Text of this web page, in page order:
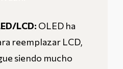
LCD: OLED ha
reemplazar LCD,
siendo mucho